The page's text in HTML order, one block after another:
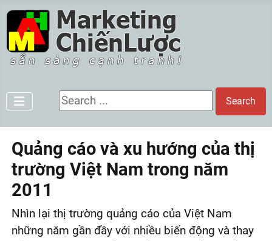
Search ... Search
Quảng cáo và xu hướng của thị
trường Việt Nam trong năm
2011
Nhìn lại thị trường quảng cáo của Việt Nam
những năm gần đầy với nhiều biến động và thay